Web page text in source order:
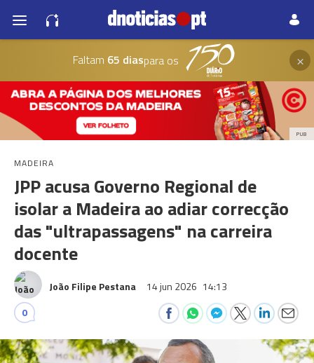
Faltam 65 diaspara os ×
PUB
MADEIRA
JPP acusa Governo Regional de
isolar a Madeira ao adiar correcção
das "ultrapassagens" na carreira
docente
João Filipe Pestana 14 jun 2026 14:13
0